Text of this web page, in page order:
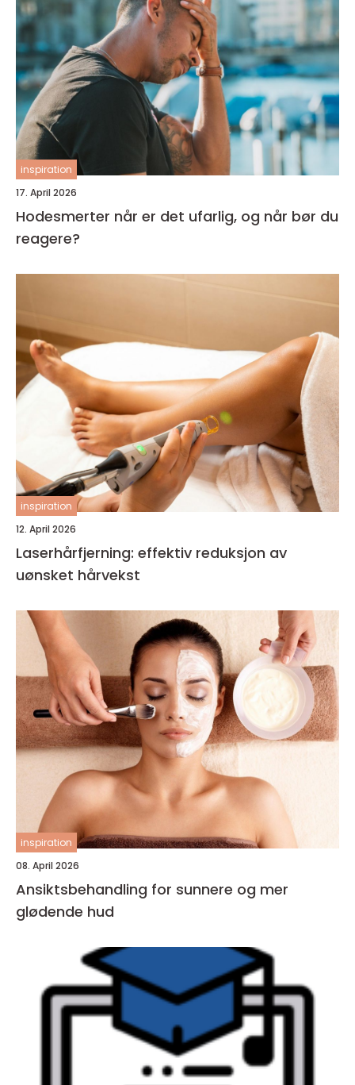
inspiration
17. April 2026
Hodesmerter når er det ufarlig, og når bør du
reagere?
inspiration
12. April 2026
Laserhårfjerning: effektiv reduksjon av
uønsket hårvekst
inspiration
08. April 2026
Ansiktsbehandling for sunnere og mer
glødende hud